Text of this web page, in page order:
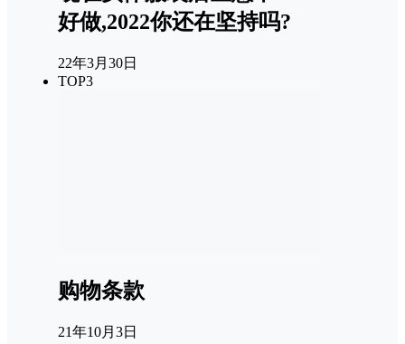
好做,2022你还在坚持吗?
22年3月30日
TOP3
购物条款
21年10月3日